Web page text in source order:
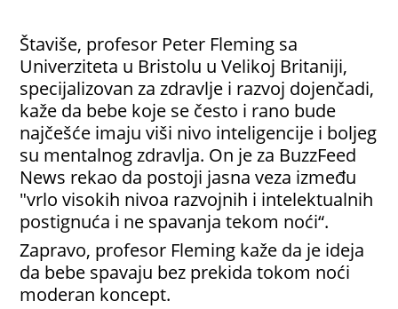
Štaviše, profesor Peter Fleming sa
Univerziteta u Bristolu u Velikoj Britaniji,
specijalizovan za zdravlje i razvoj dojenčadi,
kaže da bebe koje se često i rano bude
najčešće imaju viši nivo inteligencije i boljeg
su mentalnog zdravlja. On je za BuzzFeed
News rekao da postoji jasna veza između
"vrlo visokih nivoa razvojnih i intelektualnih
postignuća i ne spavanja tekom noći“.
Zapravo, profesor Fleming kaže da je ideja
da bebe spavaju bez prekida tokom noći
moderan koncept.